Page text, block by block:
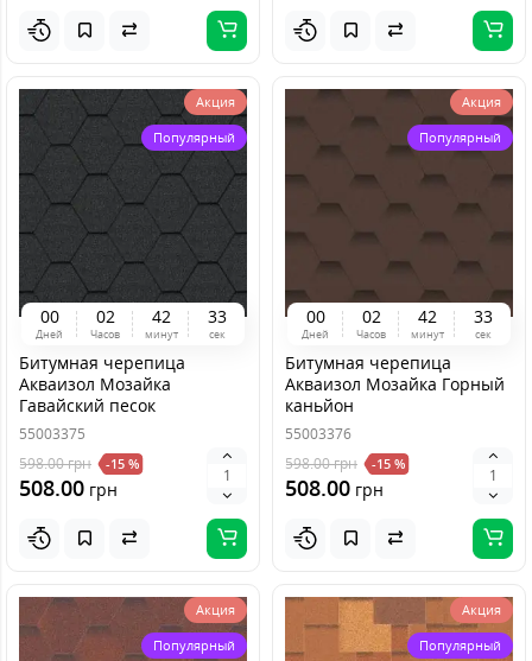
Акция
Популярный
00
Дней
02
Часов
42
минут
33
сек
Битумная черепица
Акваизол Мозайка
Гавайский песок
55003375
598.00грн -15 %
508.00 грн
Акция
Популярный
00
Дней
02
Часов
42
минут
33
сек
Битумная черепица
Акваизол Мозайка Горный
каньйон
55003376
598.00грн -15 %
508.00 грн
Акция
Популярный
Акция
Популярный